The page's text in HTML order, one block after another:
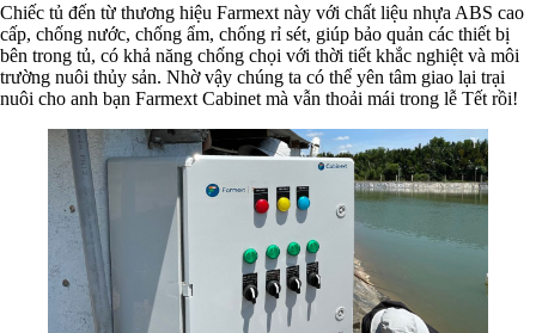
Chiếc tủ đến từ thương hiệu Farmext này với chất liệu nhựa ABS cao
cấp, chống nước, chống ẩm, chống rỉ sét, giúp bảo quản các thiết bị
bên trong tủ, có khả năng chống chọi với thời tiết khắc nghiệt và môi
trường nuôi thủy sản. Nhờ vậy chúng ta có thể yên tâm giao lại trại
nuôi cho anh bạn Farmext Cabinet mà vẫn thoải mái trong lễ Tết rồi!